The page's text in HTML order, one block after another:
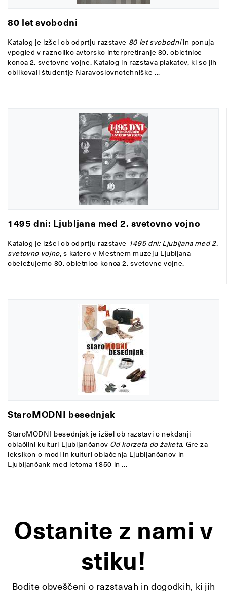
80 let svobodni
Katalog je izšel ob odprtju razstave 80 let svobodni in ponuja
vpogled v raznoliko avtorsko interpretiranje 80. obletnice
konca 2. svetovne vojne. Katalog in razstava plakatov, ki so jih
oblikovali študentje Naravoslovnotehniške ...
1495 dni: Ljubljana med 2. svetovno vojno
Katalog je izšel ob odprtju razstave 1495 dni: Ljubljana med 2.
svetovno vojno, s katero v Mestnem muzeju Ljubljana
obeležujemo 80. obletnico konca 2. svetovne vojne.
StaroMODNI besednjak
StaroMODNI besednjak je izšel ob razstavi o nekdanji
oblačilni kulturi Ljubljančanov Od korzeta do žaketa. Gre za
leksikon o modi in kulturi oblačenja Ljubljančanov in
Ljubljančank med letoma 1850 in ...
Ostanite z nami v
stiku!
Bodite obveščeni o razstavah in dogodkih, ki jih